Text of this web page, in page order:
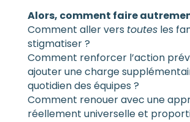
Alors, comment faire
Comment aller vers toutesles
stigmatiser ?
Comment renforcer l’action
ajouter une charge
quotidien des équipes ?
Comment renouer avec une
réellement universelle et